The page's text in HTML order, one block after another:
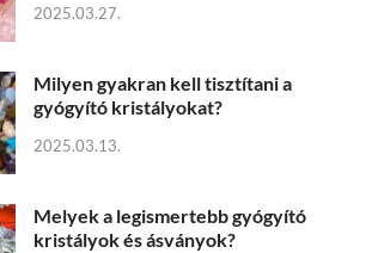
2025.03.27.
Milyen gyakran kell tisztítani a
gyógyító kristályokat?
2025.03.13.
Melyek a legismertebb gyógyító
kristályok és ásványok?